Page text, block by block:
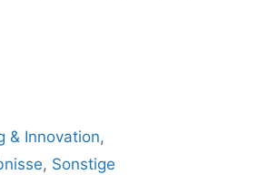
& Innovation,
, Sonstige